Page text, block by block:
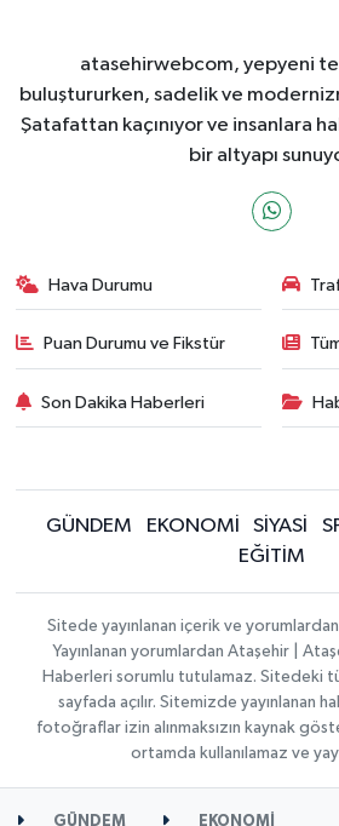
atasehirwebcom, yepyeni
buluştururken, sadelik ve
Şatafattan kaçınıyor ve insanlara
bir altyapı
Hava Durumu
Puan Durumu ve Fikstür
Son Dakika Haberleri
GÜNDEM EKONOMİ SİYASİ
EĞİTİM
Sitede yayınlanan içerik ve
Yayınlanan yorumlardan Ataşehir |
Haberleri sorumlu tutulamaz. Sitedeki
sayfada açılır. Sitemizde yayınlanan
fotoğraflar izin alınmaksızın kaynak
ortamda kullanılamaz ve
GÜNDEM EKONOMİ